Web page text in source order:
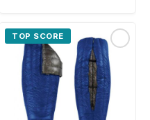
TOP SCORE